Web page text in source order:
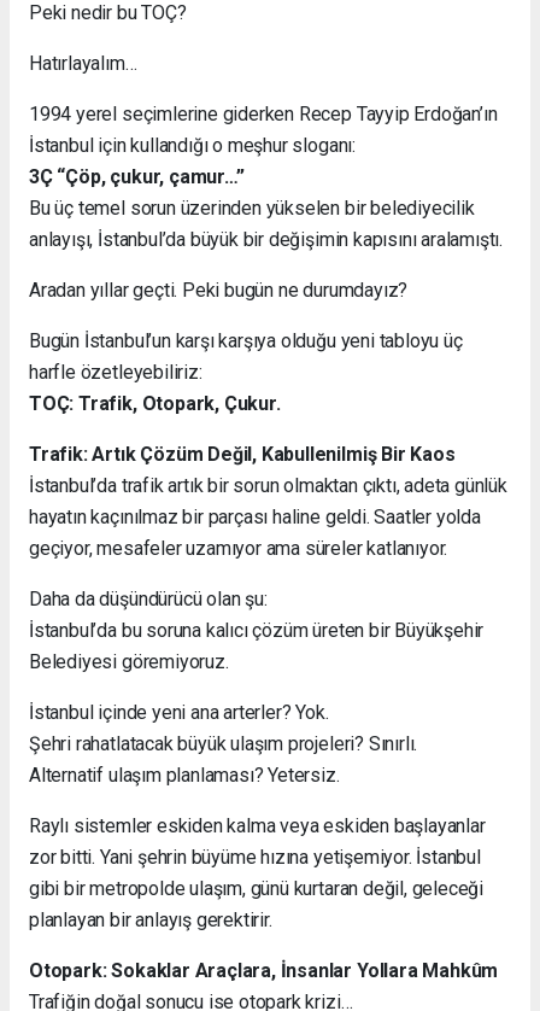
Peki nedir bu TOÇ?
Hatırlayalım…
1994 yerel seçimlerine giderken Recep Tayyip Erdoğan’ın
İstanbul için kullandığı o meşhur sloganı:
3Ç “Çöp, çukur, çamur…”
Bu üç temel sorun üzerinden yükselen bir belediyecilik
anlayışı, İstanbul’da büyük bir değişimin kapısını aralamıştı.
Aradan yıllar geçti. Peki bugün ne durumdayız?
Bugün İstanbul’un karşı karşıya olduğu yeni tabloyu üç
harfle özetleyebiliriz:
TOÇ: Trafik, Otopark, Çukur.
Trafik: Artık Çözüm Değil, Kabullenilmiş Bir Kaos
İstanbul’da trafik artık bir sorun olmaktan çıktı, adeta günlük
hayatın kaçınılmaz bir parçası haline geldi. Saatler yolda
geçiyor, mesafeler uzamıyor ama süreler katlanıyor.
Daha da düşündürücü olan şu:
İstanbul’da bu soruna kalıcı çözüm üreten bir Büyükşehir
Belediyesi göremiyoruz.
İstanbul içinde yeni ana arterler? Yok.
Şehri rahatlatacak büyük ulaşım projeleri? Sınırlı.
Alternatif ulaşım planlaması? Yetersiz.
Raylı sistemler eskiden kalma veya eskiden başlayanlar
zor bitti. Yani şehrin büyüme hızına yetişemiyor. İstanbul
gibi bir metropolde ulaşım, günü kurtaran değil, geleceği
planlayan bir anlayış gerektirir.
Otopark: Sokaklar Araçlara, İnsanlar Yollara Mahkûm
Trafiğin doğal sonucu ise otopark krizi…